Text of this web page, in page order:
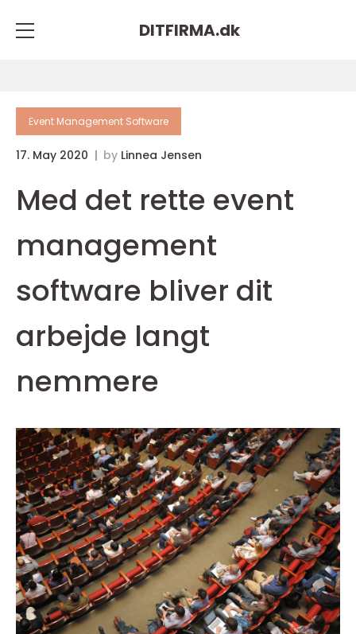
DITFIRMA.dk
Event Management Software
17. May 2020 by Linnea Jensen
Med det rette event
management
software bliver dit
arbejde langt
nemmere